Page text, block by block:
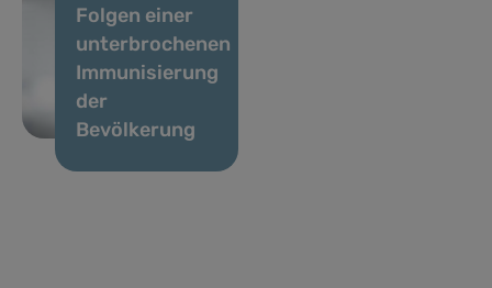
Folgen einer
unterbrochenen
Immunisierung
der
Bevölkerung